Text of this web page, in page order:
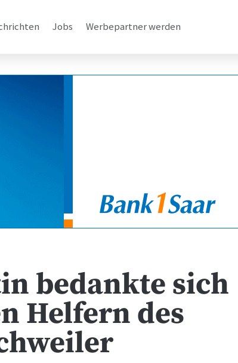
Jobs Werbepartner werden
bedankte sich
Helfern des